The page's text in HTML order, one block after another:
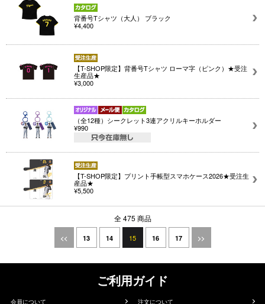
背番号Tシャツ（大人） ブラック
¥4,400
【T-SHOP限定】背番号Tシャツ ローマ字（ピンク）★受注
生産品★
¥3,000
（全12種）シークレット3連アクリルキーホルダー
¥990
【T-SHOP限定】プリント手帳型スマホケース2026★受注生
産品★
¥5,500
全 475 商品
<< 13 14 15 16 17 >>
ご利用ガイド
会員について 注文について